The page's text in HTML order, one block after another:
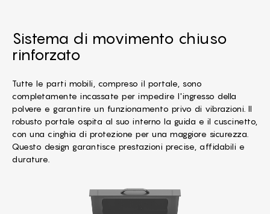
Sistema di movimento chiuso
rinforzato
Tutte le parti mobili, compreso il portale, sono
completamente incassate per impedire l'ingresso della
polvere e garantire un funzionamento privo di vibrazioni. Il
robusto portale ospita al suo interno la guida e il cuscinetto,
con una cinghia di protezione per una maggiore sicurezza.
Questo design garantisce prestazioni precise, affidabili e
durature.